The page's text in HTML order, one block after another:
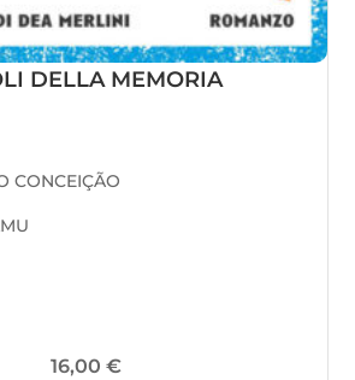
DELLA MEMORIA
CONCEIÇÃO
16,00 €